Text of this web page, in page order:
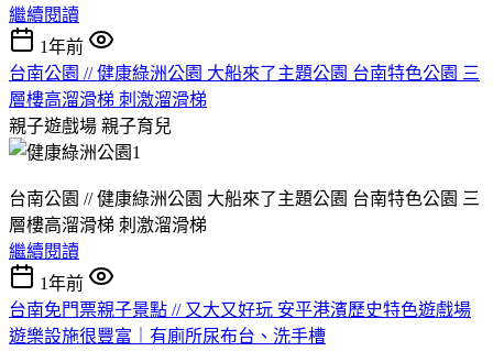
繼續閱讀
1年前
台南公園 // 健康綠洲公園 大船來了主題公園 台南特色公園 三
層樓高溜滑梯 刺激溜滑梯
親子遊戲場 親子育兒
台南公園 // 健康綠洲公園 大船來了主題公園 台南特色公園 三
層樓高溜滑梯 刺激溜滑梯
繼續閱讀
1年前
台南免門票親子景點 // 又大又好玩 安平港濱歷史特色遊戲場
遊樂設施很豐富｜有廁所尿布台、洗手槽